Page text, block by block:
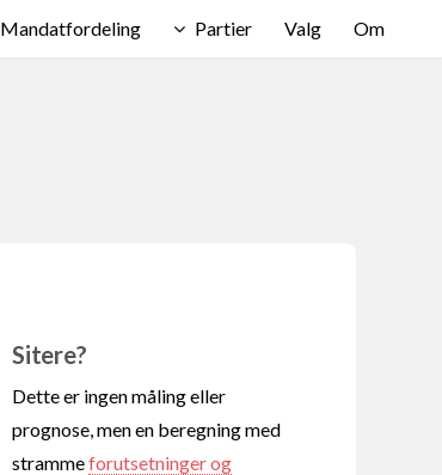
Mandatfordeling Partier Valg Om
Sitere?
Dette er ingen måling eller
prognose, men en beregning med
strammeforutsetninger og